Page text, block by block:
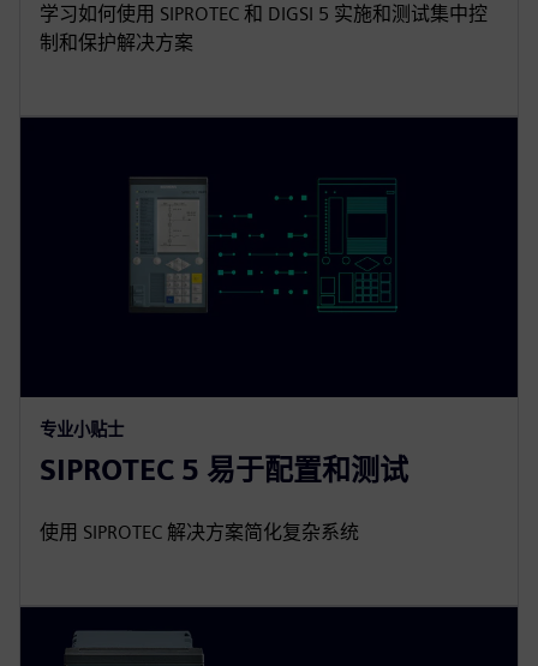
学习如何使用 SIPROTEC 和 DIGSI 5 实施和测试集中控
制和保护解决方案
专业小贴士
SIPROTEC 5 易于配置和测试
使用 SIPROTEC 解决方案简化复杂系统